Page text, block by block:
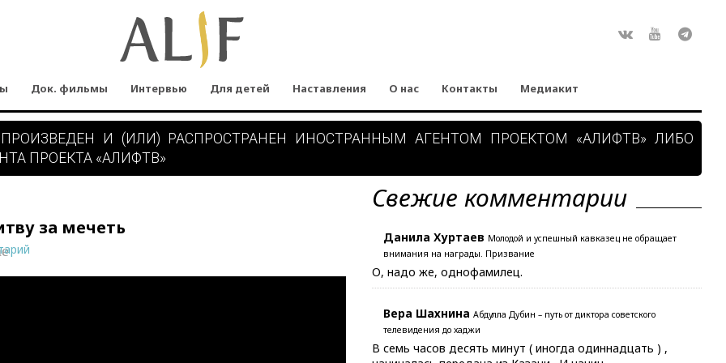
Док. фильмы Интервью Для детей Наставления О нас Контакты Медиакит
И (ИЛИ) РАСПРОСТРАНЕН ИНОСТРАННЫМ АГЕНТОМ ПРОЕКТОМ «АЛИФТВ» ЛИБО
ПРОЕКТА «АЛИФТВ»
за мечеть
Свежие комментарии
Данила Хуртаев Молодой и успешный кавказец не обращает
внимания на награды. Призвание
О, надо же, однофамилец.
Вера Шахнина Абдулла Дубин – путь от диктора советского
телевидения до хаджи
В семь часов десять минут ( иногда одиннадцать ) ,